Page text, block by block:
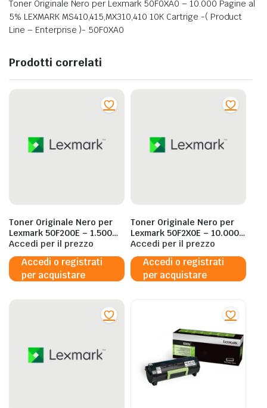
Toner Originale Nero per Lexmark 50F0XA0 – 10.000 Pagine al
5% LEXMARK MS410,415,MX310,410 10K Cartrige -( Product
Line – Enterprise )- 50F0XA0
Prodotti correlati
Toner Originale Nero per
Lexmark 50F200E – 1.500
Pagine al 5%
Accedi per il prezzo
Accedi o registrati
per acquistare
Toner Originale Nero per
Lexmark 50F2X0E – 10.000
Pagine al 5%
Accedi per il prezzo
Accedi o registrati
per acquistare